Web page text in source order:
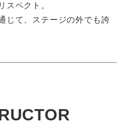
スペクト。
じて、ステージの外でも誇